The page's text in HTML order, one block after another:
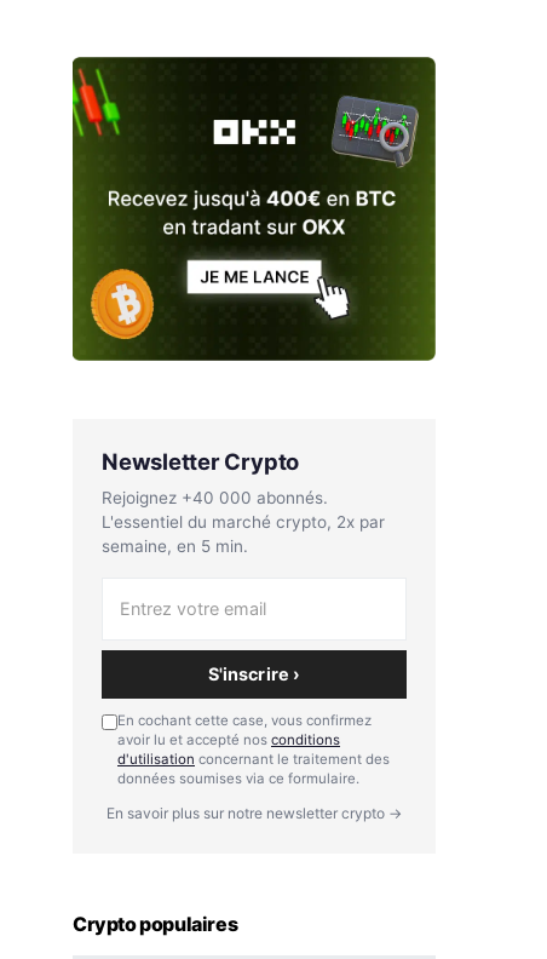
Newsletter Crypto
Rejoignez +40 000 abonnés.
L'essentiel du marché crypto, 2x par
semaine, en 5 min.
S'inscrire ›
En cochant cette case, vous confirmez
avoir lu et accepté nos conditions
d'utilisation concernant le traitement des
données soumises via ce formulaire.
En savoir plus sur notre newsletter crypto →
Crypto populaires